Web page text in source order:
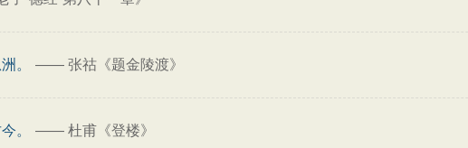
。 —— 张祜《题金陵渡》
。 —— 杜甫《登楼》